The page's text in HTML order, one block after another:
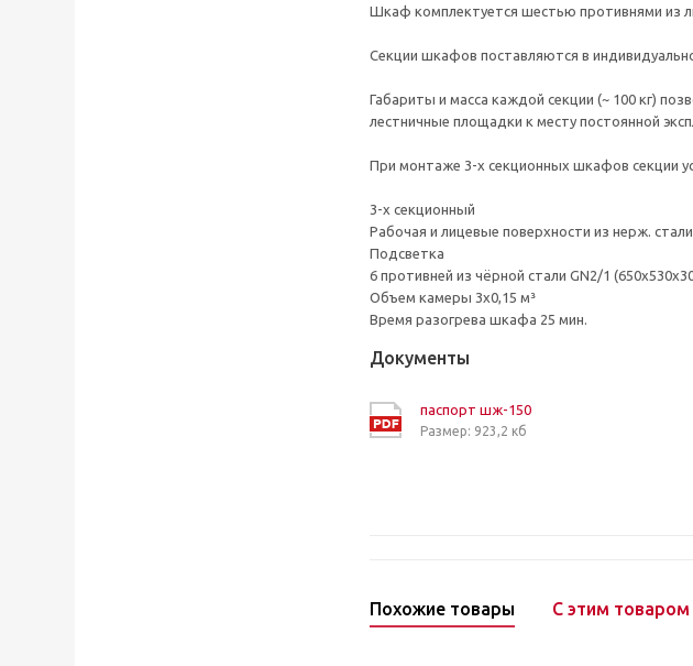
Шкаф комплектуется шестью противнями из
Секции шкафов поставляются в
Габариты и масса каждой секции (~ 100 кг)
лестничные площадки к месту постоянной
При монтаже 3-х секционных шкафов секции
3-х секционный
Рабочая и лицевые поверхности из нерж.
Подсветка
6 противней из чёрной стали GN2/1
Объем камеры 3х0,15 м³
Время разогрева шкафа 25 мин.
Документы
паспорт шж-150
Размер: 923,2 кб
Похожие товары С этим